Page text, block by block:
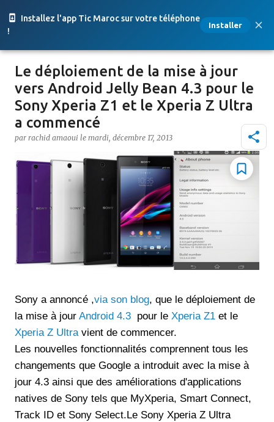
Installez l'app Tic Maroc sur votre téléphone
!
Installer
Accéder au contenu principal
Le déploiement de la mise à jour
vers Android Jelly Bean 4.3 pour le
Sony Xperia Z1 et le Xperia Z Ultra
a commencé
par rachid amaoui le mardi, décembre 17, 2013
Sony a annoncé ,via son blog, que le déploiement de
la mise à jour Android 4.3 pour le Xperia Z1 et le
Xperia Z Ultravient de commencer.
Les nouvelles fonctionnalités comprennent tous les
changements que Google a introduit avec la mise à
jour 4.3 ainsi que des améliorations d'applications
natives de Sony tels que MyXperia, Smart Connect,
Track ID et Sony Select.Le Sony Xperia Z Ultra